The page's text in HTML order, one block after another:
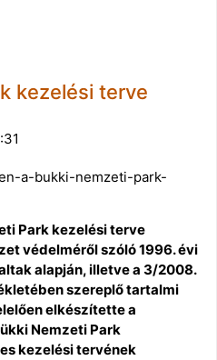
kezelési terve
a-bukki-nemzeti-park-
Park kezelési terve
védelméről szóló 1996. évi
alapján, illetve a 3/2008.
szereplő tartalmi
elkészítette a
Nemzeti Park
kezelési tervének